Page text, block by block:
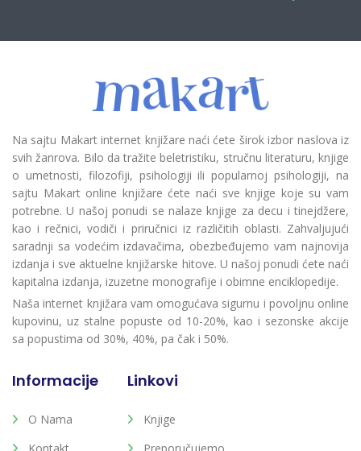
Na sajtu Makart internet knjižare naći ćete širok izbor naslova iz
svih žanrova. Bilo da tražite beletristiku, stručnu literaturu, knjige
o umetnosti, filozofiji, psihologiji ili popularnoj psihologiji, na
sajtu Makart online knjižare ćete naći sve knjige koje su vam
potrebne. U našoj ponudi se nalaze knjige za decu i tinejdžere,
kao i rečnici, vodiči i priručnici iz različitih oblasti. Zahvaljujući
saradnji sa vodećim izdavačima, obezbeđujemo vam najnovija
izdanja i sve aktuelne knjižarske hitove. U našoj ponudi ćete naći
kapitalna izdanja, izuzetne monografije i obimne enciklopedije.
Naša internet knjižara vam omogućava sigurnu i povoljnu online
kupovinu, uz stalne popuste od 10-20%, kao i sezonske akcije
sa popustima od 30%, 40%, pa čak i 50%.
Informacije
O Nama
Linkovi
Knjige